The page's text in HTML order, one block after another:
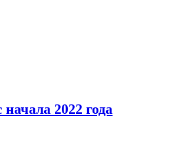
2022 года